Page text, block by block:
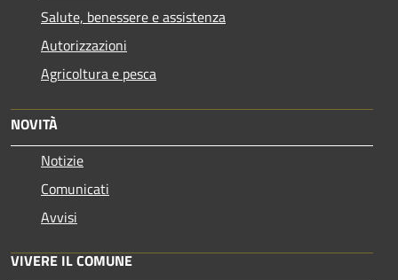
Salute, benessere e assistenza
Autorizzazioni
Agricoltura e pesca
NOVITÀ
Notizie
Comunicati
Avvisi
VIVERE IL COMUNE